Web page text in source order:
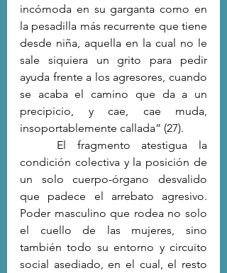
incómoda en su garganta como en
la pesadilla más recurrente que tiene
desde niña, aquella en la cual no le
sale siquiera un grito para pedir
ayuda frente a los agresores, cuando
se acaba el camino que da a un
precipicio, y cae, cae muda,
insoportablemente callada” (27).
condición colectiva y la posición de
un solo cuerpo-órgano desvalido
que padece el arrebato agresivo.
Poder masculino que rodea no solo
el cuello de las mujeres, sino
también todo su entorno y circuito
social asediado, en el cual, el resto